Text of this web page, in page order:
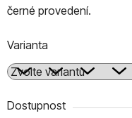
černé provedení.
Varianta
Dostupnost